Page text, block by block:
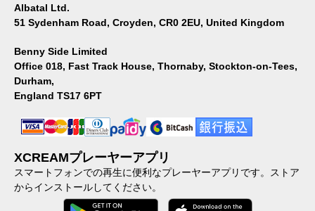
Albatal Ltd.
51 Sydenham Road, Croyden, CR0 2EU, United Kingdom
Benny Side Limited
Office 018, Fast Track House, Thornaby, Stockton-on-Tees,
Durham,
England TS17 6PT
XCREAMプレーヤーアプリ
スマートフォンでの再生に便利なプレーヤーアプリです。ストア
からインストールしてください。